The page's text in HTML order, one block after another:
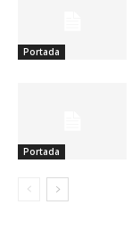
Portada
Portada